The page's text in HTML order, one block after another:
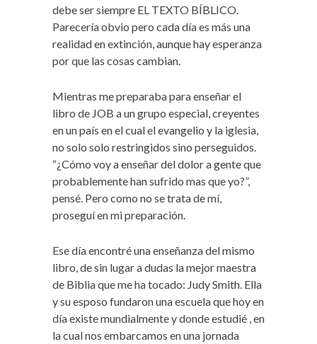
debe ser siempre EL TEXTO BÍBLICO.
Parecería obvio pero cada día es más una
realidad en extinción, aunque hay esperanza
por que las cosas cambian.
Mientras me preparaba para enseñar el
libro de JOB a un grupo especial, creyentes
en un país en el cual el evangelio y la iglesia,
no solo solo restringidos sino perseguidos.
“¿Cómo voy a enseñar del dolor a gente que
probablemente han sufrido mas que yo?”,
pensé. Pero como no se trata de mí,
proseguí en mi preparación.
Ese día encontré una enseñanza del mismo
libro, de sin lugar a dudas la mejor maestra
de Biblia que me ha tocado: Judy Smith. Ella
y su esposo fundaron una escuela que hoy en
día existe mundialmente y donde estudié , en
la cual nos embarcamos en una jornada